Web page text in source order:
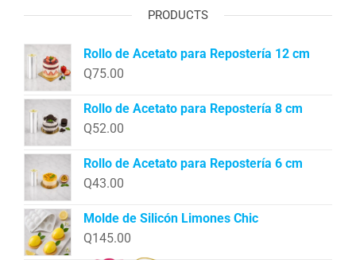
PRODUCTS
Rollo de Acetato para Repostería 12 cm
Q75.00
Rollo de Acetato para Repostería 8 cm
Q52.00
Rollo de Acetato para Repostería 6 cm
Q43.00
Molde de Silicón Limones Chic
Q145.00